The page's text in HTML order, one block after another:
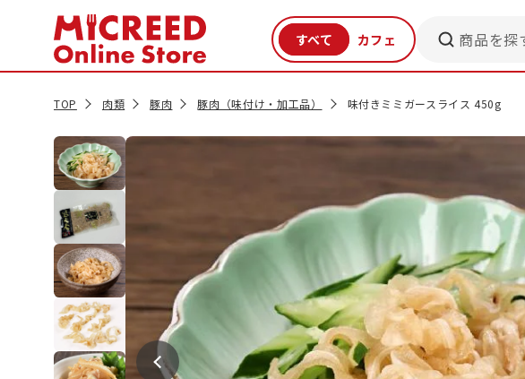
商品を探
TOP 肉類 豚肉 豚肉（味付け・加工品） 味付きミミガースライス 450g